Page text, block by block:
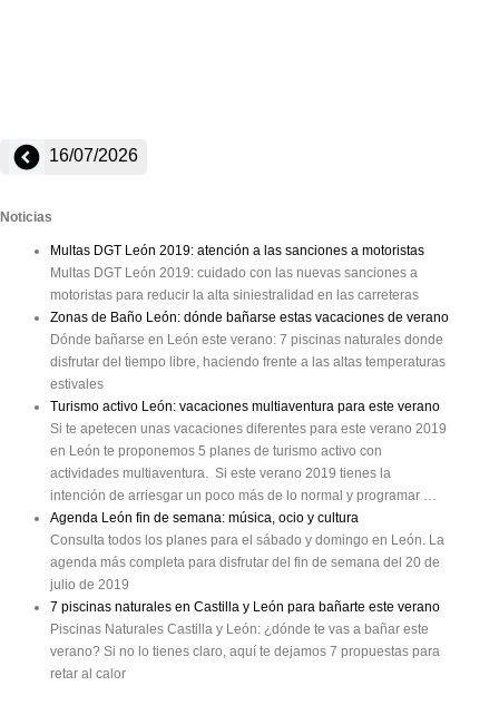
16/07/2026
Noticias
Multas DGT León 2019: atención a las sanciones a motoristas
Multas DGT León 2019: cuidado con las nuevas sanciones a
motoristas para reducir la alta siniestralidad en las carreteras
Zonas de Baño León: dónde bañarse estas vacaciones de verano
Dónde bañarse en León este verano: 7 piscinas naturales donde
disfrutar del tiempo libre, haciendo frente a las altas temperaturas
estivales
Turismo activo León: vacaciones multiaventura para este verano
Si te apetecen unas vacaciones diferentes para este verano 2019
en León te proponemos 5 planes de turismo activo con
actividades multiaventura. Si este verano 2019 tienes la
intención de arriesgar un poco más de lo normal y programar …
Agenda León fin de semana: música, ocio y cultura
Consulta todos los planes para el sábado y domingo en León. La
agenda más completa para disfrutar del fin de semana del 20 de
julio de 2019
7 piscinas naturales en Castilla y León para bañarte este verano
Piscinas Naturales Castilla y León: ¿dónde te vas a bañar este
verano? Si no lo tienes claro, aquí te dejamos 7 propuestas para
retar al calor